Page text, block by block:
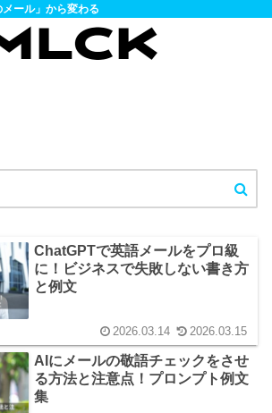
ール」から変わる
ChatGPTで英語メールをプロ級
に！ビジネスで失敗しない書き方
と例文
2026.03.14 2026.03.15
AIにメールの敬語チェックをさせ
る方法と注意点！プロンプト例文
集